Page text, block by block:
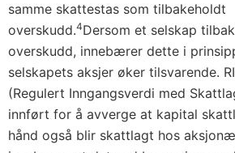
samme skattestas som tilbakeholdt
overskudd.4Dersom et selskap
overskudd, innebærer dette i
selskapets aksjer øker tilsvarende.
(Regulert Inngangsverdi med
innført for å avverge at kapital
hånd også blir skattlagt hos